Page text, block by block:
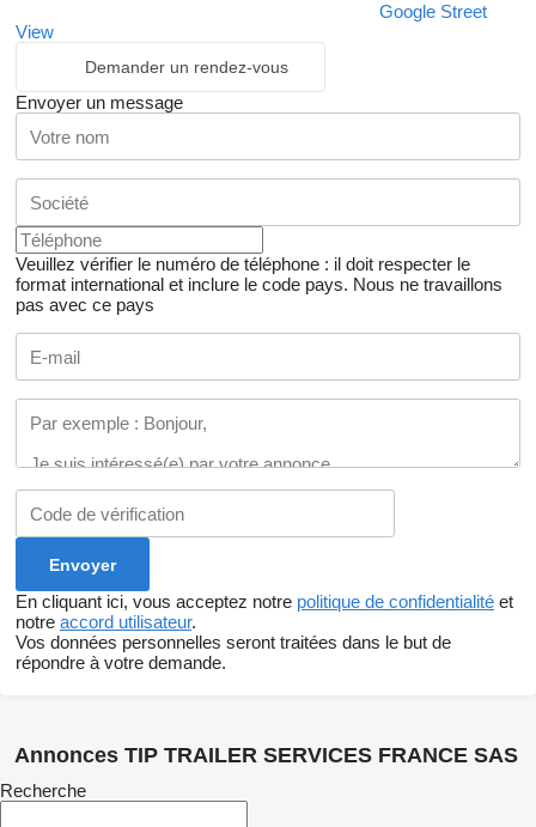
Google Street
View
Demander un rendez-vous
Envoyer un message
Veuillez vérifier le numéro de téléphone : il doit respecter le
format international et inclure le code pays. Nous ne travaillons
pas avec ce pays
En cliquant ici, vous acceptez notre politique de confidentialité et
notre accord utilisateur.
Vos données personnelles seront traitées dans le but de
répondre à votre demande.
Annonces TIP TRAILER SERVICES FRANCE SAS
Recherche